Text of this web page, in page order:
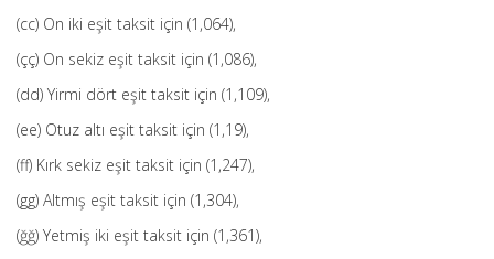
(cc) On iki eşit taksit için (1,064),
(çç) On sekiz eşit taksit için (1,086),
(dd) Yirmi dört eşit taksit için (1,109),
(ee) Otuz altı eşit taksit için (1,19),
(ff) Kırk sekiz eşit taksit için (1,247),
(gg) Altmış eşit taksit için (1,304),
(ğğ) Yetmiş iki eşit taksit için (1,361),